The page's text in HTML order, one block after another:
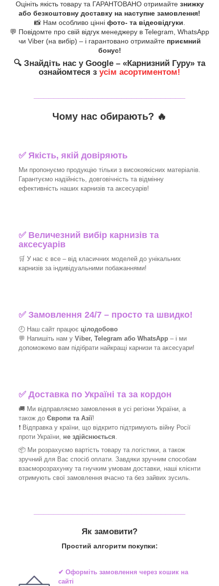
Оцініть якість товару та ГАРАНТОВАНО отримайте знижку
або безкоштовну доставку на наступне замовлення!
📸 Нам особливо цінні фото- та відеовідгуки.
💬 Повідомте про свій відгук менеджеру в Telegram, WhatsApp
чи Viber (на вибір) – і гарантовано отримайте приємний
бонус!
🔍 Знайдіть нас у Google – «Карнизний Гуру» та
ознайомтеся з усім асортиментом!
Чому нас обирають? 🔥
✅Якість, якій довіряють
Ми пропонуємо продукцію тільки з високоякісних матеріалів.
Гарантуємо надійність, довговічність та відмінну
ефективність наших карнизів та аксесуарів!​
✅ Величезний вибір карнизів та
аксесуарів
🛒 У нас є все – від класичних моделей до унікальних
карнизів за індивідуальними побажаннями!​
✅Замовлення 24/7 – просто та швидко!
🕘 Наш сайт працює цілодобово
💬 Напишіть нам у Viber, Telegram або WhatsApp – і ми
допоможемо вам підібрати найкращі карнизи та аксесуари!
✅Доставка по Україні та за кордон
🚚 Ми відправляємо замовлення в усі регіони України, а
також до Європи та Азії!
❗ Відправка у країни, що відкрито підтримують війну Росії
проти України, не здійснюється
📦 Ми розрахуємо вартість товару та логістики, а також
зручний для Вас спосіб оплати. Завдяки зручним способам
взаєморозрахунку та гнучким умовам доставки, наші клієнти
отримують свої замовлення вчасно та без зайвих зусиль.
Як замовити?
Простий алгоритм покупки:
✔ Оформіть замовлення через кошик на
сайті